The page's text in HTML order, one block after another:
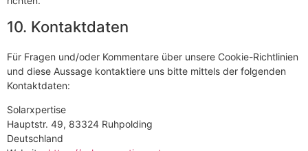
10. Kontaktdaten
Für Fragen und/oder Kommentare über unsere Cookie-Richtlinien
und diese Aussage kontaktiere uns bitte mittels der folgenden
Kontaktdaten:
Solarxpertise
Hauptstr. 49, 83324 Ruhpolding
Deutschland